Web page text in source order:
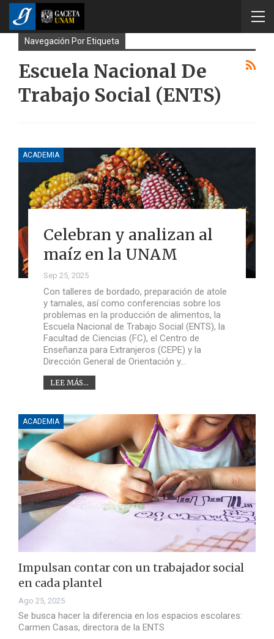
Navegación Por Etiqueta
Escuela Nacional De
Trabajo Social (ENTS)
ACADEMIA
Celebran y analizan al
maíz en la UNAM
Sep 25, 2025
Con talleres de bordado, preparación de atole
y tamales, así como conferencias sobre los
problemas en la producción de alimentos, la
Escuela Nacional de Trabajo Social (ENTS), la
Facultad de Ciencias (FC), el Centro de
Enseñanza para Extranjeros (CEPE) y la
Dirección General de Orientación y…
LEE MÁS...
ACADEMIA
Impulsan contar con un trabajador social
en cada plantel
Ago 25, 2025
Se busca hacer la diferencia en los espacios escolares:
Carmen Casas, directora de la ENTS